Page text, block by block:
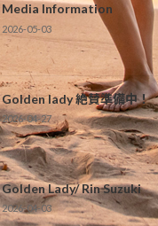
Media Information
2026-05-03
Golden lady 絶賛準備中！
2026-04-27
Golden Lady/ Rin Suzuki
2026-04-03